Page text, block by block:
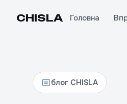
CHISLA Головна
блог CHISLA